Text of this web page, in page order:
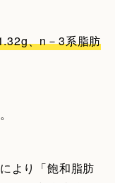
、n－3系脂肪
より「飽和脂肪